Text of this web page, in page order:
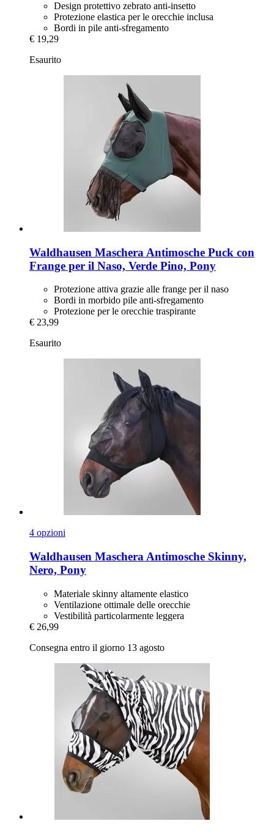
Design protettivo zebrato anti-insetto
Protezione elastica per le orecchie inclusa
Bordi in pile anti-sfregamento
€ 19,29
Esaurito
Waldhausen Maschera Antimosche Puck con
Frange per il Naso, Verde Pino, Pony
Protezione attiva grazie alle frange per il naso
Bordi in morbido pile anti-sfregamento
Protezione per le orecchie traspirante
€ 23,99
Esaurito
4 opzioni
Waldhausen Maschera Antimosche Skinny,
Nero, Pony
Materiale skinny altamente elastico
Ventilazione ottimale delle orecchie
Vestibilità particolarmente leggera
€ 26,99
Consegna entro il giorno 13 agosto